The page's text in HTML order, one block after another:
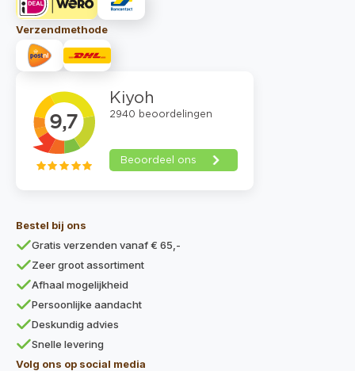
Verzendmethode
Bestel bij ons
Gratis verzenden vanaf € 65,-
Zeer groot assortiment
Afhaal mogelijkheid
Persoonlijke aandacht
Deskundig advies
Snelle levering
Volg ons op social media